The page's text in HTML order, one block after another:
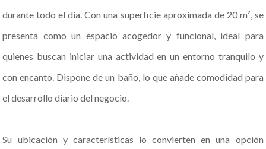
durante todo el día. Con una superficie aproximada de 20 m², se
presenta como un espacio acogedor y funcional, ideal para
quienes buscan iniciar una actividad en un entorno tranquilo y
con encanto. Dispone de un baño, lo que añade comodidad para
el desarrollo diario del negocio.
Su ubicación y características lo convierten en una opción